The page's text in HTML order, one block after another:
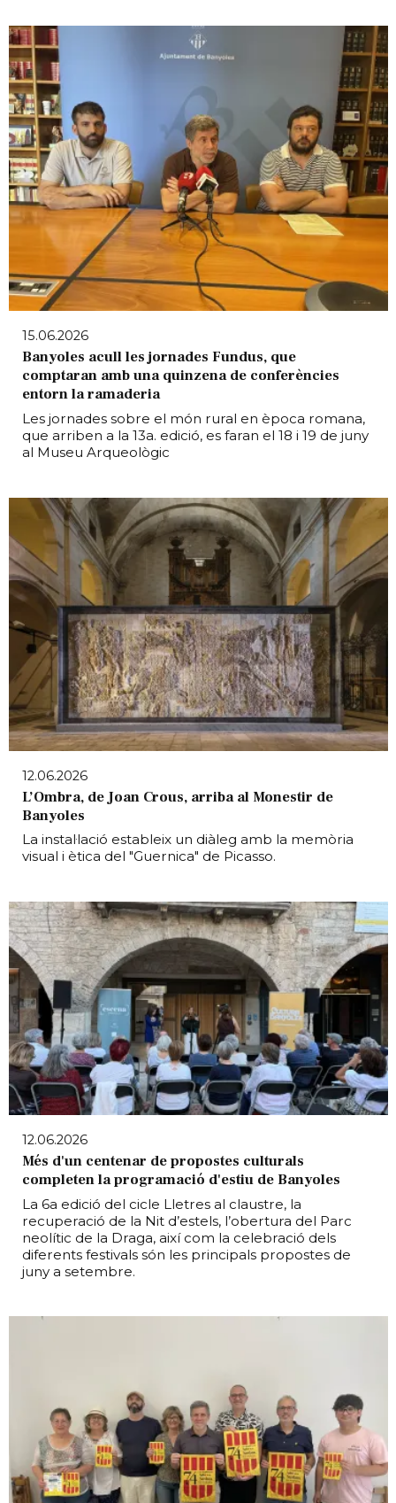
15.06.2026
Banyoles acull les jornades Fundus, que
comptaran amb una quinzena de conferències
entorn la ramaderia
Les jornades sobre el món rural en època romana,
que arriben a la 13a. edició, es faran el 18 i 19 de juny
al Museu Arqueològic
12.06.2026
L’Ombra, de Joan Crous, arriba al Monestir de
Banyoles
La instal·lació estableix un diàleg amb la memòria
visual i ètica del "Guernica" de Picasso.
12.06.2026
Més d'un centenar de propostes culturals
completen la programació d'estiu de Banyoles
La 6a edició del cicle Lletres al claustre, la
recuperació de la Nit d’estels, l’obertura del Parc
neolític de la Draga, així com la celebració dels
diferents festivals són les principals propostes de
juny a setembre.